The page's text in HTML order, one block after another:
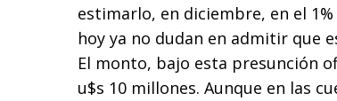
estimarlo, en diciembre, en el
hoy ya no dudan en admitir que
El monto, bajo esta presunción
u$s 10 millones. Aunque en las